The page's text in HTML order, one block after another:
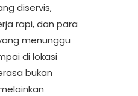
diservis,
rapi, dan para
menunggu
di lokasi
bukan